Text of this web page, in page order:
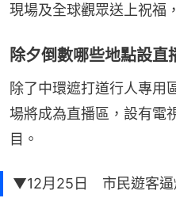
現場及全球觀眾送上祝福
除夕倒數哪些地點設直
除了中環遮打道行人專用
場將成為直播區，設有電
目。
▼12月25日 市民遊客逼